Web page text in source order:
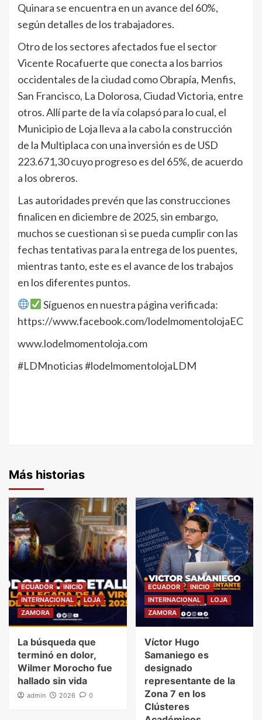
Quinara se encuentra en un avance del 60%,
según detalles de los trabajadores.
Otro de los sectores afectados fue el sector
Vicente Rocafuerte que conecta a los barrios
occidentales de la ciudad como Obrapía, Menfis,
San Francisco, La Dolorosa, Ciudad Victoria, entre
otros. Allí parte de la vía colapsó para lo cual, el
Municipio de Loja lleva a la cabo la construcción
de la Multiplaca con una inversión es de USD
223.671,30 cuyo progreso es del 65%, de acuerdo
a los obreros.
Las autoridades prevén que las construcciones
finalicen en diciembre de 2025, sin embargo,
muchos se cuestionan si se pueda cumplir con las
fechas tentativas para la entrega de los puentes,
mientras tanto, este es el avance de los trabajos
en los diferentes puntos.
Síguenos en nuestra página verificada:
https://www.facebook.com/lodelmomentolojaEC
www.lodelmomentoloja.com
#LDMnoticias #lodelmomentolojaLDM
Más historias
ECUADOR
INICIO
INTERNACIONAL
LOJA
ZAMORA
La búsqueda que
terminó en dolor,
Wilmer Morocho fue
hallado sin vida
admin 2026 0
ECUADOR
INICIO
INTERNACIONAL
LOJA
ZAMORA
Víctor Hugo
Samaniego es
designado
representante de la
Zona 7 en los
Clústeres